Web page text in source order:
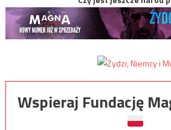
Wspieraj Fundację